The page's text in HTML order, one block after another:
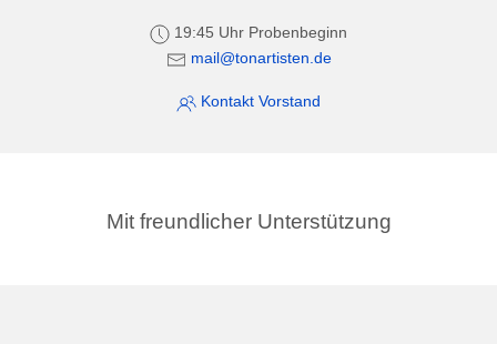
19:45 Uhr Probenbeginn
mail@tonartisten.de
Kontakt Vorstand
Mit freundlicher Unterstützung